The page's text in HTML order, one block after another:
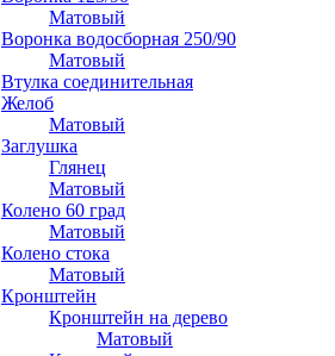
Матовый
Воронка водосборная 250/90
Матовый
Втулка соединительная
Желоб
Матовый
Заглушка
Глянец
Матовый
Колено 60 град
Матовый
Колено стока
Матовый
Кронштейн
Кронштейн на дерево
Матовый